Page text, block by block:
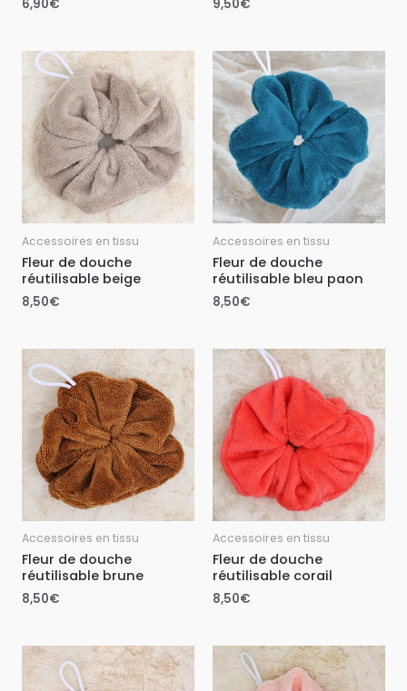
6,90€ 9,50€
Accessoires en tissu
Fleur de douche
réutilisable beige
8,50€
Accessoires en tissu
Fleur de douche
réutilisable bleu paon
8,50€
Accessoires en tissu
Fleur de douche
réutilisable brune
8,50€
Accessoires en tissu
Fleur de douche
réutilisable corail
8,50€